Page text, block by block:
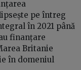
pe întreg
în 2021 până
finanțare
Britanie
în domeniul